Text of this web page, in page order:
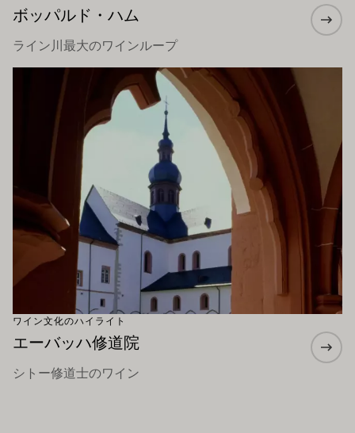
ボッパルド・ハム
ライン川最大のワインループ
ワイン文化のハイライト
エーバッハ修道院
シトー修道士のワイン
もっと詳しく